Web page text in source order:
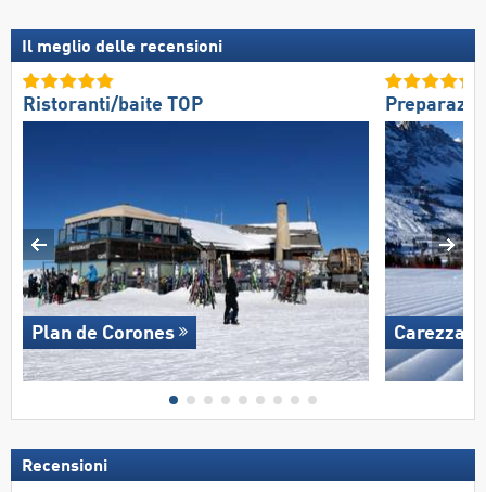
Il meglio delle recensioni
Ristoranti/baite TOP
Plan de Corones Carezza
Recensioni